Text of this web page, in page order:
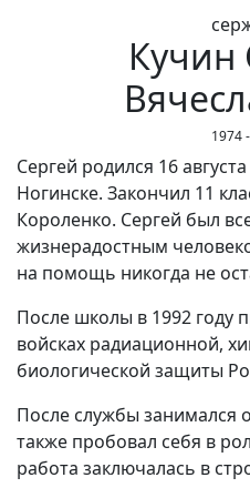
Кучин
1974
Сергей родился 16
Ногинске. Закончил 11
Короленко. Сергей был
жизнерадостным
на помощь никогда не
После школы в 1992 году
войсках радиационной,
биологической защиты
После службы занимался
также пробовал себя в
работа заключалась в